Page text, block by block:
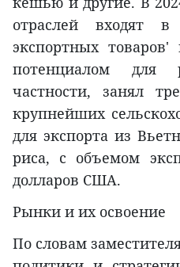
отраслей входят
экспортных
потенциалом для
частности, занял
крупнейших
для экспорта из
риса, с объемом
долларов США.
Рынки и их освоение
По словам